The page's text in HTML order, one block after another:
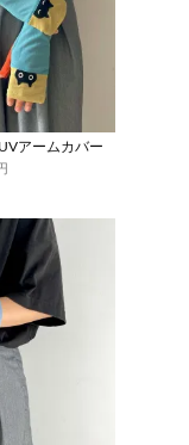
アームカバー